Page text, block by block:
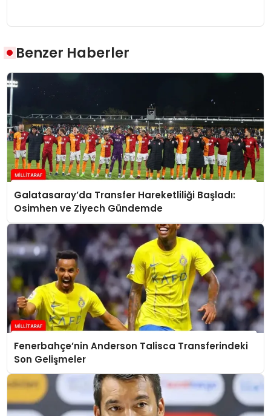
Benzer Haberler
Galatasaray’da Transfer Hareketliliği Başladı:
Osimhen ve Ziyech Gündemde
Fenerbahçe’nin Anderson Talisca Transferindeki
Son Gelişmeler